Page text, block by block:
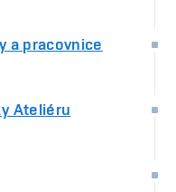
a pracovnice
Ateliéru